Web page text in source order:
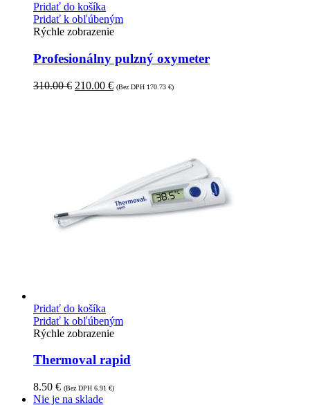
Pridať do košíka
Pridať k obľúbeným
Rýchle zobrazenie
Profesionálny pulzný oxymeter
310.00€ 210.00 € (Bez DPH 170.73 €)
Pridať do košíka
Pridať k obľúbeným
Rýchle zobrazenie
Thermoval rapid
8.50 € (Bez DPH 6.91 €)
Nie je na sklade